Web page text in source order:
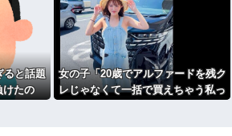
ると話題
たの
女の子「20歳でアルファードを残ク
レじゃなくて一括で買えちゃう私っ